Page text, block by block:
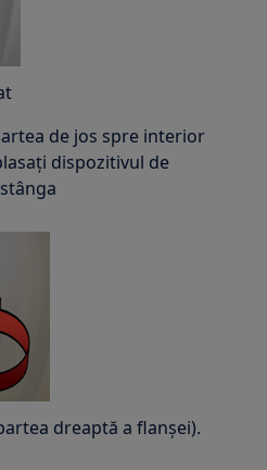
de jos spre interior
dispozitivul de
dreaptă a flanșei).